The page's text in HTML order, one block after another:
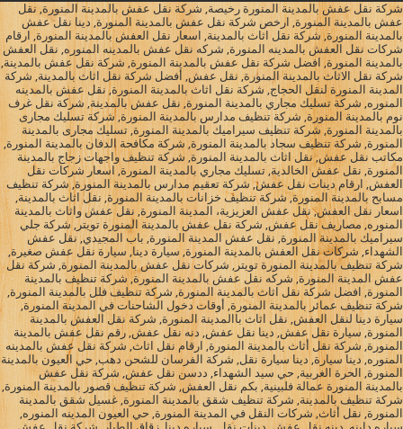
شركة نقل عفش بالمدينة المنورة رخيصة, شركة نقل عفش بالمدينة المنورة, نقل
عفش بالمدينة المنورة, ارخص شركة نقل عفش بالمدينة المنورة, دينا نقل عفش
بالمدينة المنورة, شركة نقل اثاث بالمدينة, اسعار نقل العفش بالمدينة المنورة, ارقام
شركات نقل العفش بالمدينه المنورة, شركه نقل عفش بالمدينه المنوره, نقل العفش
بالمدينة المنورة, افضل شركة نقل عفش بالمدينة المنورة, شركة نقل عفش بالمدينة,
شركة نقل الاثاث بالمدينة المنورة, نقل عفش, أفضل شركة نقل اثاث بالمدينة, شركة
المدينة المنورة لنقل الحجاج, شركة نقل اثاث بالمدينة المنورة, نقل عفش بالمدينه
المنوره, شركة تسليك مجاري بالمدينة المنورة, نقل عفش بالمدينة, شركة نقل غرف
نوم بالمدينة المنورة, شركة تنظيف مدارس بالمدينة المنورة, شركة تسليك مجارى
بالمدينة المنورة, شركة تنظيف سيراميك بالمدينة المنورة, تسليك مجارى بالمدينة
المنورة, شركة تنظيف سجاد بالمدينة المنورة, شركة مكافحة الدفان بالمدينة المنورة,
مكاتب نقل عفش, نقل اثاث بالمدينة المنورة, شركة تنظيف واجهات زجاج بالمدينة
المنورة, نقل عفش الخالدية, تسليك مجاري بالمدينة المنورة, اسعار شركات نقل
العفش, ارقام دينات نقل عفش, شركة تعقيم مدارس بالمدينة المنورة, شركة تنظيف
مسابح بالمدينة المنورة, شركة تنظيف خزانات بالمدينة المنورة, نقل اثاث بالمدينة,
اسعار نقل العفش, نقل عفش العزيزية، المدينة المنورة, نقل عفش واثاث بالمدينة
المنوره, مصاريف نقل عفش, شركة نقل عفش بالمدينة المنورة تويتر, شركة جلي
سيراميك بالمدينة المنورة, نقل عفش المدينة المنورة, باب المجيدي, نقل عفش
الشهداء, شركات نقل العفش بالمدينة المنورة, سيارة دينا, سيارة نقل عفش صغيرة,
شركة تنظيف بالمدينة المنورة تويتر, شركات نقل عفش بالمدينة المنورة, شركة نقل
عفش المدينة المنورة, شركه نقل عفش بالمدينة المنورة, شركة تنظيف بالمدينة
المنورة, افضل شركة نقل اثاث بالمدينة المنورة, شركة تنظيف فلل بالمدينة المنورة,
شركة تنظيف عمائر بالمدينة المنورة, أوقات دخول الشاحنات في المدينة المنورة,
سيارة دينا لنقل العفش, نقل اثاث باالمدينة المنورة, شركة نقل العفش بالمدينة
المنورة, سيارة نقل عفش, دينا نقل عفش, دنه نقل عفش, رقم نقل عفش بالمدينة
المنورة, شركة نقل أثاث بالمدينة المنورة, ارقام نقل اثاث, شركة نقل عفش بالمدينه
المنوره, دينا سيارة, دينا سيارة نقل, شركة الفرسان للشحن دهب, حي العيون بالمدينة
المنورة, الحرة الغربية, حي سيد الشهداء, ددسن نقل عفش, شركة نقل عفش
بالمدينة المنورة عمالة فلبينية, بكم نقل العفش, شركة تنظيف قصور بالمدينة المنورة,
شركة تنظيف بالمدينة, شركة تنظيف شقق بالمدينة المنورة, غسيل شقق بالمدينة
المنورة, نقل أثاث, شركات النقل في المدينة المنورة, حي العيون المدينه المنوره,